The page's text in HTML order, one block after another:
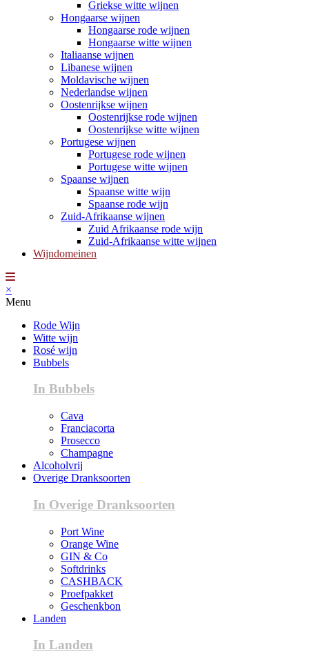
Griekse witte wijnen
Hongaarse wijnen
Hongaarse rode wijnen
Hongaarse witte wijnen
Italiaanse wijnen
Libanese wijnen
Moldavische wijnen
Nederlandse wijnen
Oostenrijkse wijnen
Oostenrijkse rode wijnen
Oostenrijkse witte wijnen
Portugese wijnen
Portugese rode wijnen
Portugese witte wijnen
Spaanse wijnen
Spaanse witte wijn
Spaanse rode wijn
Zuid-Afrikaanse wijnen
Zuid Afrikaanse rode wijn
Zuid-Afrikaanse witte wijnen
Wijndomeinen
×
Menu
Rode Wijn
Witte wijn
Rosé wijn
Bubbels
In Bubbels
Cava
Franciacorta
Prosecco
Champagne
Alcoholvrij
Overige Dranksoorten
In Overige Dranksoorten
Port Wine
Orange Wine
GIN & Co
Softdrinks
CASHBACK
Proefpakket
Geschenkbon
Landen
In Landen